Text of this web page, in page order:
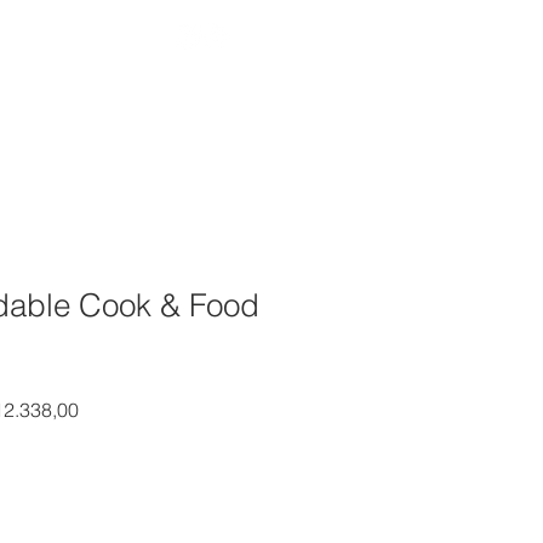
Cook & Food
Precio de oferta